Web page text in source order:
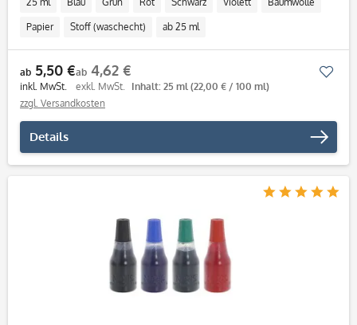
Papier Stoff (waschecht) ab 25 ml
ab 5,50 €
inkl. MwSt.
ab 4,62 €
exkl. MwSt. Inhalt: 25 ml (22,00 € / 100 ml)
zzgl. Versandkosten
Details